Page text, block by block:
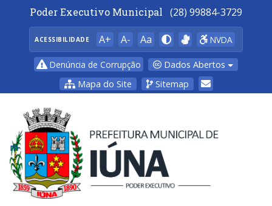
Poder Executivo Municipal (28) 99884-3729
ACESSIBILIDADE A+ A- Aa NVDA
Denúncia de Corrupção
Dados Abertos
Mapa do Site
Sitemap